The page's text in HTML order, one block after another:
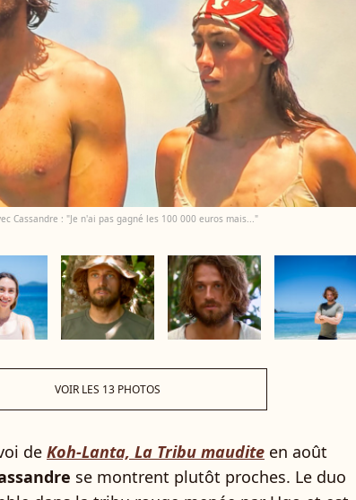
Cassandre : "Je n'ai pas gagné les 100 000 euros mais..."
VOIR LES 13 PHOTOS
de Koh-Lanta, La Tribu maudite en août
se montrent plutôt proches. Le duo